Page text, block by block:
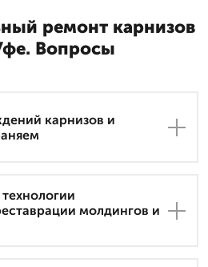
ремонт карнизов
Вопросы
карнизов и
молдингов и